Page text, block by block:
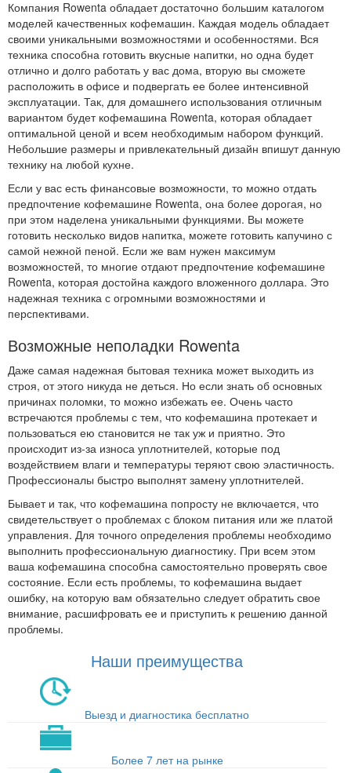
Компания Rowenta обладает достаточно большим каталогом
моделей качественных кофемашин. Каждая модель обладает
своими уникальными возможностями и особенностями. Вся
техника способна готовить вкусные напитки, но одна будет
отлично и долго работать у вас дома, вторую вы сможете
расположить в офисе и подвергать ее более интенсивной
эксплуатации. Так, для домашнего использования отличным
вариантом будет кофемашина Rowenta, которая обладает
оптимальной ценой и всем необходимым набором функций.
Небольшие размеры и привлекательный дизайн впишут данную
технику на любой кухне.
Если у вас есть финансовые возможности, то можно отдать
предпочтение кофемашине Rowenta, она более дорогая, но
при этом наделена уникальными функциями. Вы можете
готовить несколько видов напитка, можете готовить капучино с
самой нежной пеной. Если же вам нужен максимум
возможностей, то многие отдают предпочтение кофемашине
Rowenta, которая достойна каждого вложенного доллара. Это
надежная техника с огромными возможностями и
перспективами.
Возможные неполадки Rowenta
Даже самая надежная бытовая техника может выходить из
строя, от этого никуда не деться. Но если знать об основных
причинах поломки, то можно избежать ее. Очень часто
встречаются проблемы с тем, что кофемашина протекает и
пользоваться ею становится не так уж и приятно. Это
происходит из-за износа уплотнителей, которые под
воздействием влаги и температуры теряют свою эластичность.
Профессионалы быстро выполнят замену уплотнителей.
Бывает и так, что кофемашина попросту не включается, что
свидетельствует о проблемах с блоком питания или же платой
управления. Для точного определения проблемы необходимо
выполнить профессиональную диагностику. При всем этом
ваша кофемашина способна самостоятельно проверять свое
состояние. Если есть проблемы, то кофемашина выдает
ошибку, на которую вам обязательно следует обратить свое
внимание, расшифровать ее и приступить к решению данной
проблемы.
Наши преимущества
Выезд и диагностика бесплатно
Более 7 лет на рынке